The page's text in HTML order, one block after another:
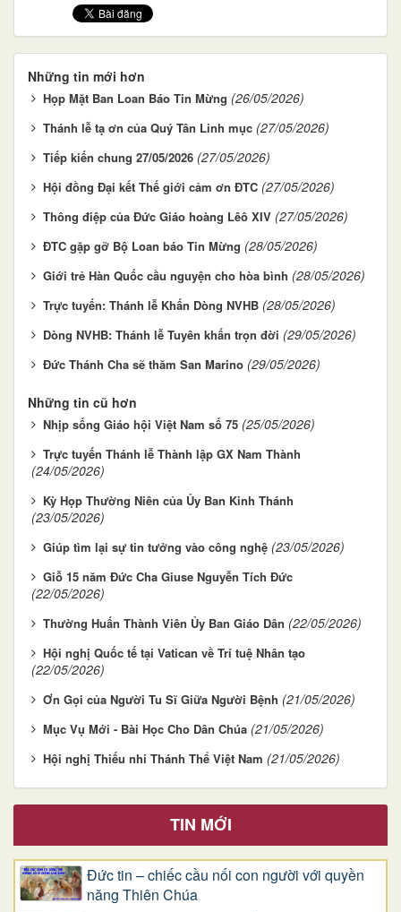
Những tin mới hơn
Họp Mặt Ban Loan Báo Tin Mừng (26/05/2026)
Thánh lễ tạ ơn của Quý Tân Linh mục (27/05/2026)
Tiếp kiến chung 27/05/2026 (27/05/2026)
Hội đồng Đại kết Thế giới cảm ơn ĐTC (27/05/2026)
Thông điệp của Đức Giáo hoàng Lêô XIV (27/05/2026)
ĐTC gặp gỡ Bộ Loan báo Tin Mừng (28/05/2026)
Giới trẻ Hàn Quốc cầu nguyện cho hòa bình (28/05/2026)
Trực tuyến: Thánh lễ Khấn Dòng NVHB (28/05/2026)
Dòng NVHB: Thánh lễ Tuyên khấn trọn đời (29/05/2026)
Đức Thánh Cha sẽ thăm San Marino (29/05/2026)
Những tin cũ hơn
Nhịp sống Giáo hội Việt Nam số 75 (25/05/2026)
Trực tuyến Thánh lễ Thành lập GX Nam Thành
(24/05/2026)
Kỳ Họp Thường Niên của Ủy Ban Kinh Thánh
(23/05/2026)
Giúp tìm lại sự tin tưởng vào công nghệ (23/05/2026)
Giỗ 15 năm Đức Cha Giuse Nguyễn Tích Đức
(22/05/2026)
Thường Huấn Thành Viên Ủy Ban Giáo Dân (22/05/2026)
Hội nghị Quốc tế tại Vatican về Trí tuệ Nhân tạo
(22/05/2026)
Ơn Gọi của Người Tu Sĩ Giữa Người Bệnh (21/05/2026)
Mục Vụ Mới - Bài Học Cho Dân Chúa (21/05/2026)
Hội nghị Thiếu nhi Thánh Thể Việt Nam (21/05/2026)
TIN MỚI
Đức tin – chiếc cầu nối con người với quyền
năng Thiên Chúa